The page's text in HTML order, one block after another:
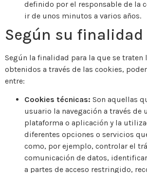
definido por el responsable de la
ir de unos minutos a varios años.
Según su finalidad
Según la finalidad para la que se traten
obtenidos a través de las cookies,
entre:
Cookies técnicas: Son aquellas
usuario la navegación a través de
plataforma o aplicación y la
diferentes opciones o servicios
como, por ejemplo, controlar el
comunicación de datos,
a partes de acceso restringido,